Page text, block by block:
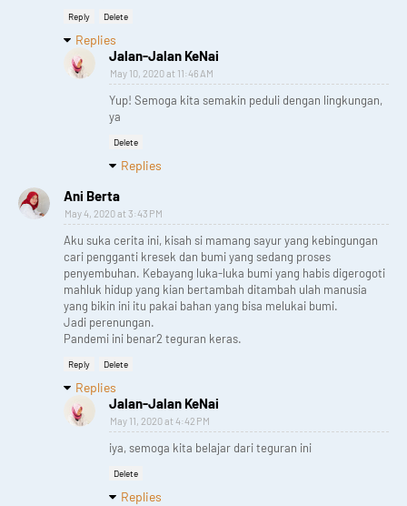
Reply Delete
Replies
Jalan-Jalan KeNai
May 10, 2020 at 11:46 AM
Yup! Semoga kita semakin peduli dengan lingkungan,
ya
Delete
Replies
Ani Berta
May 4, 2020 at 3:43 PM
Aku suka cerita ini, kisah si mamang sayur yang kebingungan
cari pengganti kresek dan bumi yang sedang proses
penyembuhan. Kebayang luka-luka bumi yang habis digerogoti
mahluk hidup yang kian bertambah ditambah ulah manusia
yang bikin ini itu pakai bahan yang bisa melukai bumi.
Jadi perenungan.
Pandemi ini benar2 teguran keras.
Reply Delete
Replies
Jalan-Jalan KeNai
May 11, 2020 at 4:42 PM
iya, semoga kita belajar dari teguran ini
Delete
Replies